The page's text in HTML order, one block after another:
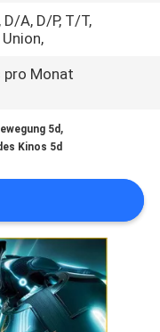
A, D/P, T/T,
pro Monat
5d ,
Kinos 5d